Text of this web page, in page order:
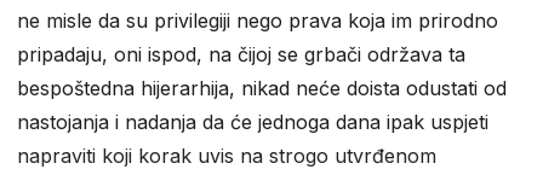
ne misle da su privilegiji nego prava koja im prirodno
pripadaju, oni ispod, na čijoj se grbači održava ta
bespoštedna hijerarhija, nikad neće doista odustati od
nastojanja i nadanja da će jednoga dana ipak uspjeti
napraviti koji korak uvis na strogo utvrđenom